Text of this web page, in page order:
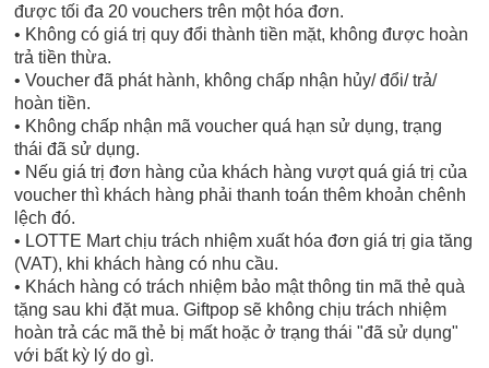
được tối đa 20 vouchers trên một hóa đơn.
• Không có giá trị quy đổi thành tiền mặt, không được hoàn
trả tiền thừa.
• Voucher đã phát hành, không chấp nhận hủy/ đổi/ trả/
hoàn tiền.
• Không chấp nhận mã voucher quá hạn sử dụng, trạng
thái đã sử dụng.
• Nếu giá trị đơn hàng của khách hàng vượt quá giá trị của
voucher thì khách hàng phải thanh toán thêm khoản chênh
lệch đó.
• LOTTE Mart chịu trách nhiệm xuất hóa đơn giá trị gia tăng
(VAT), khi khách hàng có nhu cầu.
• Khách hàng có trách nhiệm bảo mật thông tin mã thẻ quà
tặng sau khi đặt mua. Giftpop sẽ không chịu trách nhiệm
hoàn trả các mã thẻ bị mất hoặc ở trạng thái "đã sử dụng"
với bất kỳ lý do gì.